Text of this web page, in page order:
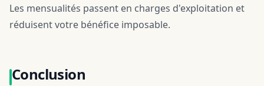
Les mensualités passent en charges d'exploitation et
réduisent votre bénéfice imposable.
Conclusion